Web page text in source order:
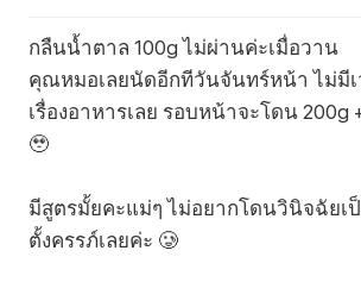
กลืนน้ำตาล 100g ไม่ผ่านค่ะเมื่อวาน
คุณหมอเลยนัดอีกทีวันจันทร์หน้า ไม่มีเ
เรื่องอาหารเลย รอบหน้าจะโดน 200g
🥹
มีสูตรมั้ยคะแม่ๆ ไม่อยากโดนวินิจฉัย
ตั้งครรภ์เลยค่ะ 🥲